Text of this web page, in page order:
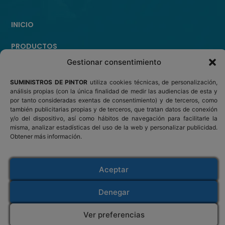
Gestionar consentimiento
SUMINISTROS DE PINTOR utiliza cookies técnicas, de personalización,
análisis propias (con la única finalidad de medir las audiencias de esta y
por tanto consideradas exentas de consentimiento) y de terceros, como
también publicitarias propias y de terceros, que tratan datos de conexión
y/o del dispositivo, así como hábitos de navegación para facilitarle la
misma, analizar estadísticas del uso de la web y personalizar publicidad.
Obtener más información.
Aceptar
Denegar
Ver preferencias
Suministros de Pintor
Venta de materiales y accesorios para pintar
Kits de pintura-Limpieza y pulido-
-Protección personal
Opciones y plazos de
entrega-Devoluciones
INICIO
PRODUCTOS
¿ERES PINTOR PROFESIONAL?
CONTACTO
- Política de privacidad